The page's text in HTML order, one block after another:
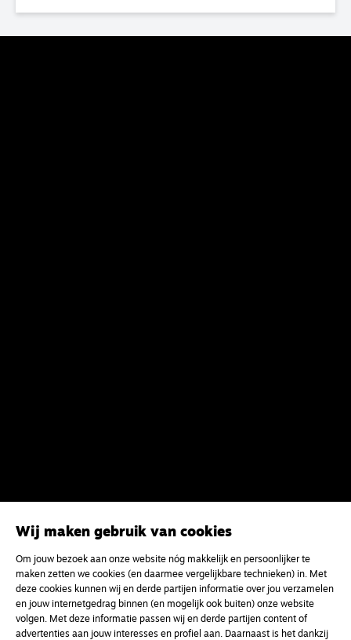
belijdenis en bij te dragen aan de verlevendiging
Meld je aan voor onze gratis
nieuwsbrief
uw e-mailadres
Wij maken gebruik van cookies
Om jouw bezoek aan onze website nóg makkelijk en persoonlijker te
maken zetten we cookies (en daarmee vergelijkbare technieken) in. Met
deze cookies kunnen wij en derde partijen informatie over jou verzamelen
en jouw internetgedrag binnen (en mogelijk ook buiten) onze website
volgen. Met deze informatie passen wij en derde partijen content of
advertenties aan jouw interesses en profiel aan. Daarnaast is het dankzij